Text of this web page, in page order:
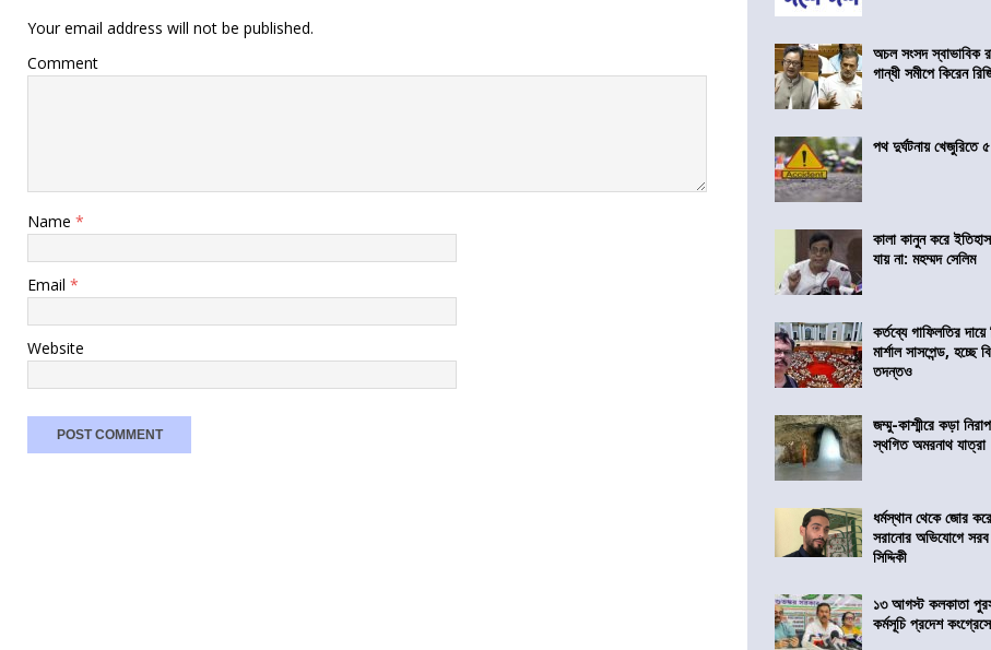
Your email address will not be published.
Comment
Name *
Email *
Website
অচল সংসদ স্বাভাবিক
গান্ধী সমীপে কিরেন
পথ দুর্ঘটনায় খেজুরিতে
কালা কানুন করে
যায় না: মহম্মদ সেলিম
কর্তব্যে গাফিলতির
মার্শাল সাসপেন্ড, হচ্ছে
তদন্তও
জম্মু-কাশ্মীরে কড়া
স্থগিত অমরনাথ যাত্রা
ধর্মস্থান থেকে জোর
সরানোর অভিযোগে
সিদ্দিকী
১৩ আগস্ট কলকাতা
কর্মসূচি প্রদেশ